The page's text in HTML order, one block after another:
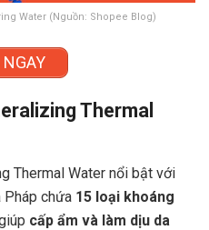
Water (Nguồn: Shopee Blog)
Thermal
Thermal Water nổi bật với
Pháp chứa 15 loại khoáng
cấp ẩm và làm dịu da